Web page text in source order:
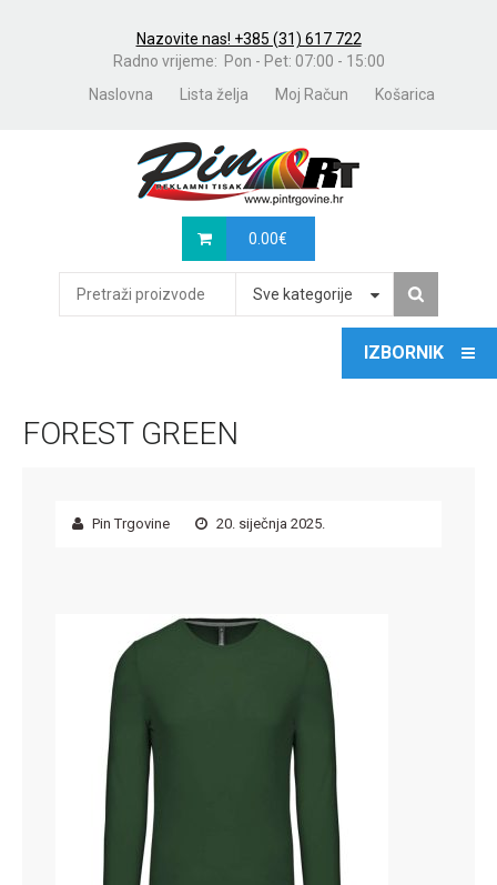
Nazovite nas! +385 (31) 617 722
Radno vrijeme: Pon - Pet: 07:00 - 15:00
Naslovna
Lista želja Moj Račun Košarica
0.00€
Sve kategorije
FOREST GREEN
Pin Trgovine 20. siječnja 2025.